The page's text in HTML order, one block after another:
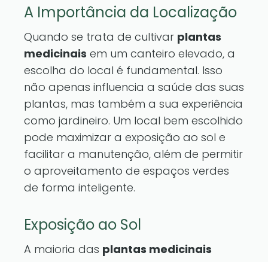
A Importância da Localização
Quando se trata de cultivar plantas
medicinais em um canteiro elevado, a
escolha do local é fundamental. Isso
não apenas influencia a saúde das suas
plantas, mas também a sua experiência
como jardineiro. Um local bem escolhido
pode maximizar a exposição ao sol e
facilitar a manutenção, além de permitir
o aproveitamento de espaços verdes
de forma inteligente.
Exposição ao Sol
A maioria das plantas medicinais